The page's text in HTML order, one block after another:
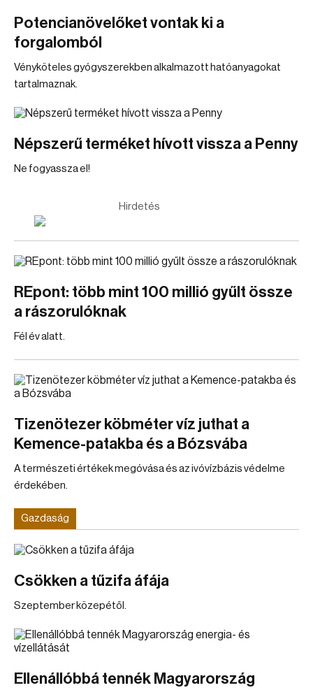
Potencianövelőket vontak ki a
forgalomból
Vényköteles gyógyszerekben alkalmazott hatóanyagokat
tartalmaznak.
Népszerű terméket hívott vissza a Penny
Ne fogyassza el!
Hirdetés
REpont: több mint 100 millió gyűlt össze
a rászorulóknak
Fél év alatt.
Tizenötezer köbméter víz juthat a
Kemence-patakba és a Bózsvába
A természeti értékek megóvása és az ivóvízbázis védelme
érdekében.
Gazdaság
Csökken a tűzifa áfája
Szeptember közepétől.
Ellenállóbbá tennék Magyarország